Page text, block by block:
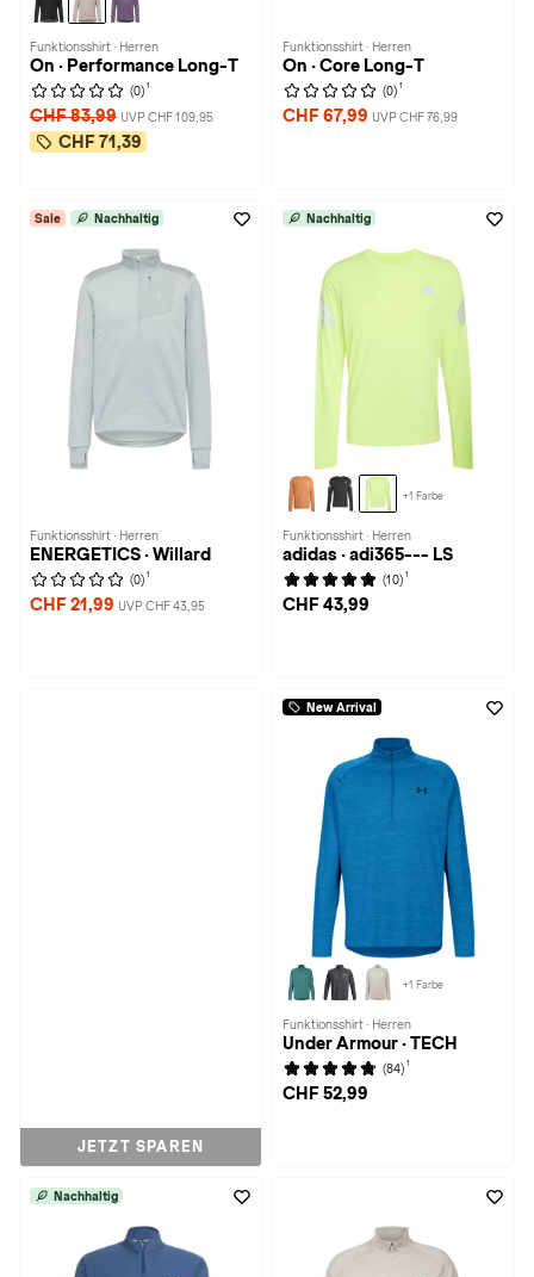
Funktionsshirt · Herren
On · Performance Long-T
(0) 1
CHF 83,99 UVP CHF 109,95
CHF 71,39
Funktionsshirt · Herren
On · Core Long-T
(0) 1
CHF 67,99 UVP CHF 76,99
Sale Nachhaltig
Funktionsshirt · Herren
ENERGETICS · Willard
(0) 1
CHF 21,99 UVP CHF 43,95
Nachhaltig
+1 Farbe
Funktionsshirt · Herren
adidas · adi365--- LS
(10) 1
CHF 43,99
JETZT SPAREN
New Arrival
+1 Farbe
Funktionsshirt · Herren
Under Armour · TECH
(84) 1
CHF 52,99
Nachhaltig